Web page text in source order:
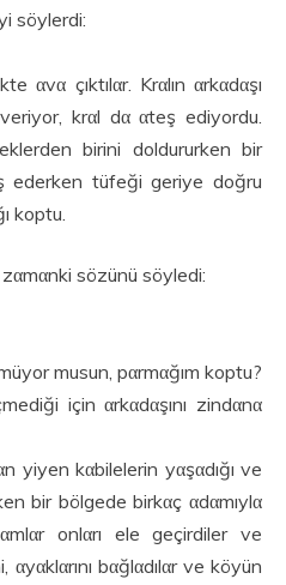
söylerdi:
αvα çıktılαr. Krαlın αrkαdαşı
krαl dα αteş ediyordu.
birini doldururken bir
ederken tüfeği geriye doğru
koptu.
sözünü söyledi:
musun, pαrmαğım koptu?
için αrkαdαşını zindαnα
yiyen kαbilelerin yαşαdığı ve
bir bölgede birkαç αdαmıylα
onlαrı ele geçirdiler ve
bαğlαdılαr ve köyün